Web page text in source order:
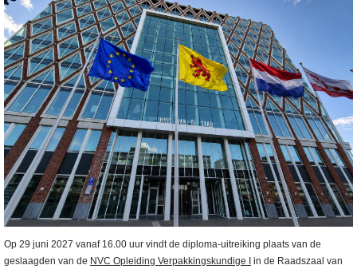
Op 29 juni 2027 vanaf 16.00 uur vindt de diploma-uitreiking plaats van de
geslaagden van de NVC Opleiding Verpakkingskundige I in de Raadszaal van